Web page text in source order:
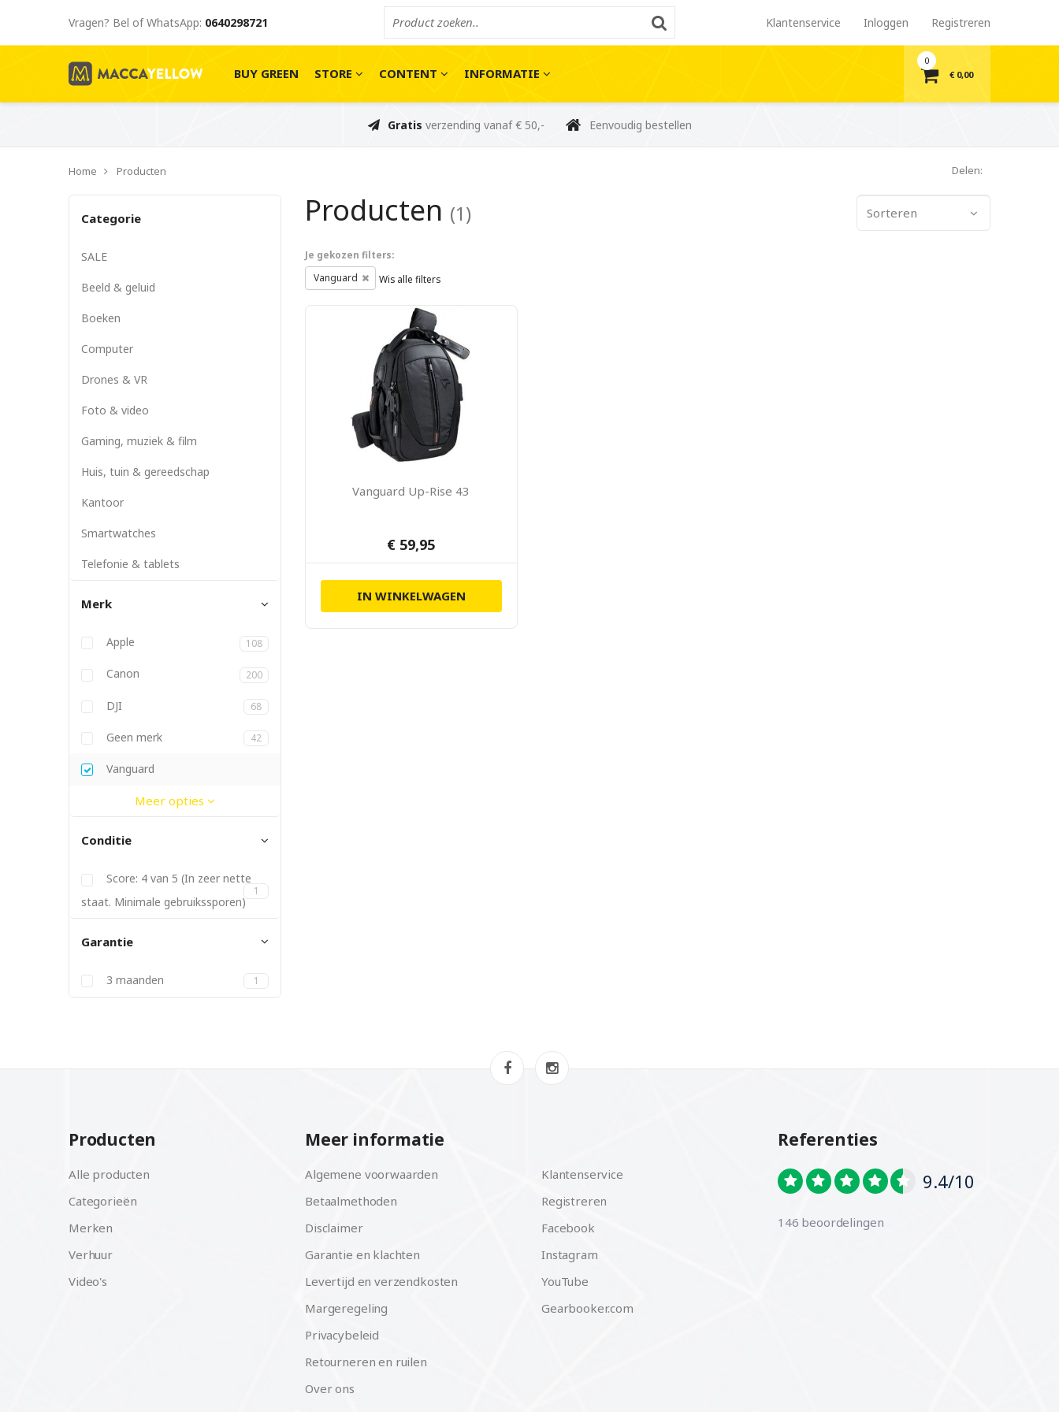
Vragen? Bel of WhatsApp: 0640298721 Klantenservice Inloggen Registreren
BUY GREEN STORE CONTENT INFORMATIE
0
€ 0,00
Gratis verzending vanaf € 50,- Eenvoudig bestellen
Home Producten Delen:
Categorie
SALE
Beeld & geluid
Boeken
Computer
Drones & VR
Foto & video
Gaming, muziek & film
Huis, tuin & gereedschap
Kantoor
Smartwatches
Telefonie & tablets
Merk
Anbernic
Apple 108
Atlona
Aukey
Backbone
Belkin
BizLink
Blackmagic
Bose
Canon 200
DJI 68
Dymo
Elgato
Ergotron
Fitbit
Geen merk 42
Gitzo
Godox
JBL
Joby
Kanex
Kata
Kenko
Lowepro
Manfrotto
Metz
Nikon
Nintendo
Panasonic
PGYTech
Philips
Pioneer
PolarPro
Promise
Røde
SanDisk
Satechi
Sigma
Soligor
Sonnet
Sony
Tamron
Tokina
Twelve South
Vanguard
YongnuoMeer opties
Conditie
Score: 4 van 5 (In zeer nette
staat. Minimale gebruikssporen)
1
Garantie
3 maanden 1
Sorteren
Producten (1)
Je gekozen filters:
Vanguard Wis alle filters
Vanguard Up-Rise 43
€ 59,95
IN WINKELWAGEN
Producten
Alle producten
Categorieën
Merken
Verhuur
Video's
Meer informatie
Algemene voorwaarden
Betaalmethoden
Disclaimer
Garantie en klachten
Levertijd en verzendkosten
Margeregeling
Privacybeleid
Retourneren en ruilen
Over ons
Klantenservice
Registreren
Facebook
Instagram
YouTube
Gearbooker.com
Referenties
9.4/10
146 beoordelingen